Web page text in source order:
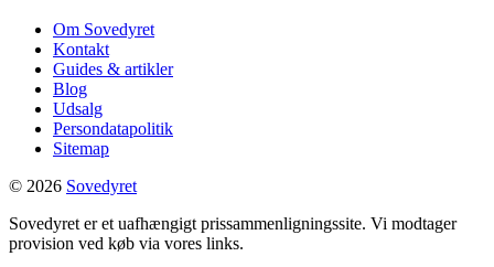
Om Sovedyret
Kontakt
Guides & artikler
Blog
Udsalg
Persondatapolitik
Sitemap
© 2026 Sovedyret
Sovedyret er et uafhængigt prissammenligningssite. Vi modtager
provision ved køb via vores links.